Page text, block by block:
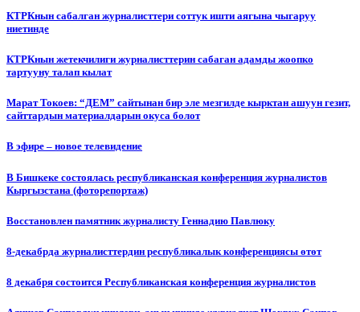
КТРКнын сабалган журналисттери соттук ишти аягына чыгаруу
ниетинде
КТРКнын жетекчилиги журналисттерин сабаган адамды жоопко
тартууну талап кылат
Марат Токоев: “ДЕМ” сайтынан бир эле мезгилде кырктан ашуун гезит,
сайттардын материалдарын окуса болот
В эфире – новое телевидение
В Бишкеке состоялась республиканская конференция журналистов
Кыргызстана (фоторепортаж)
Восстановлен памятник журналисту Геннадию Павлюку
8-декабрда журналисттердин республикалык конференциясы өтөт
8 декабря состоится Республиканская конференция журналистов